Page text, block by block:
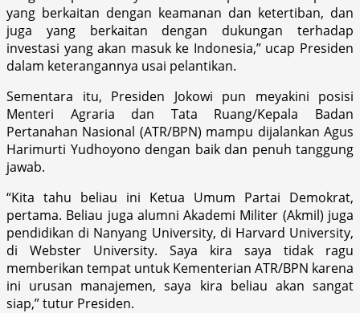
yang berkaitan dengan keamanan dan ketertiban, dan
juga yang berkaitan dengan dukungan terhadap
investasi yang akan masuk ke Indonesia,” ucap Presiden
dalam keterangannya usai pelantikan.
Sementara itu, Presiden Jokowi pun meyakini posisi
Menteri Agraria dan Tata Ruang/Kepala Badan
Pertanahan Nasional (ATR/BPN) mampu dijalankan Agus
Harimurti Yudhoyono dengan baik dan penuh tanggung
jawab.
“Kita tahu beliau ini Ketua Umum Partai Demokrat,
pertama. Beliau juga alumni Akademi Militer (Akmil) juga
pendidikan di Nanyang University, di Harvard University,
di Webster University. Saya kira saya tidak ragu
memberikan tempat untuk Kementerian ATR/BPN karena
ini urusan manajemen, saya kira beliau akan sangat
siap,” tutur Presiden.